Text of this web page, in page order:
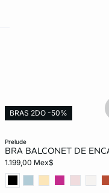
prelude
BRA BALCONET DE
1.199,00 Mex$
BRAS 2DO -50%